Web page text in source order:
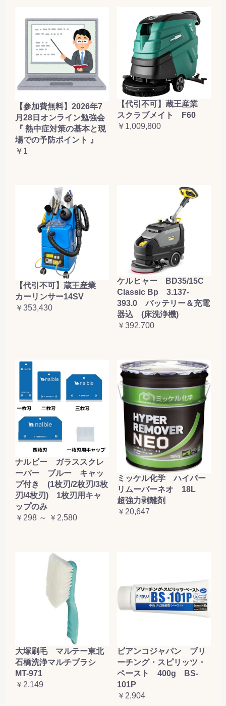
【参加費無料】2026年7
月28日オンライン勉強会
『 熱中症対策の基本と現
場での予防ポイント 』
￥1
【代引不可】蔵王産業
スクラブメイト F60
￥1,009,800
【代引不可】蔵王産業
カーリンサー14SV
￥353,430
ケルヒャー BD35/15C
Classic Bp 3.137-
393.0 バッテリー＆充電
器込 (床洗浄機)
￥392,700
ナルビー ガラススクレ
ーパー ブルー キャッ
プ付き (1枚刃/2枚刃/3枚
刃/4枚刃) 1枚刃用キャ
ップのみ
￥298 ～ ￥2,580
ミッケル化学 ハイパー
リムーバーネオ 18L
超強力剥離剤
￥20,647
大塚刷毛 マルテー東北
石橋洗浄マルチブラシ
MT-971
￥2,149
ビアンコジャパン ブリ
ーチング・スピリッツ・
ペースト 400g BS-
101P
￥2,904